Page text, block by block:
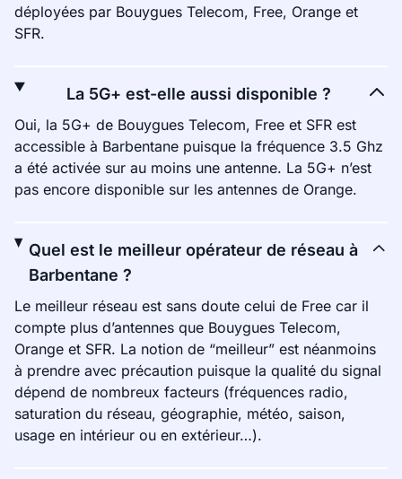
déployées par Bouygues Telecom, Free, Orange et
SFR.
La 5G+ est-elle aussi disponible ?
Oui, la 5G+ de Bouygues Telecom, Free et SFR est
accessible à Barbentane puisque la fréquence 3.5 Ghz
a été activée sur au moins une antenne. La 5G+ n’est
pas encore disponible sur les antennes de Orange.
Quel est le meilleur opérateur de réseau à
Barbentane ?
Le meilleur réseau est sans doute celui de Free car il
compte plus d’antennes que Bouygues Telecom,
Orange et SFR. La notion de “meilleur” est néanmoins
à prendre avec précaution puisque la qualité du signal
dépend de nombreux facteurs (fréquences radio,
saturation du réseau, géographie, météo, saison,
usage en intérieur ou en extérieur…).